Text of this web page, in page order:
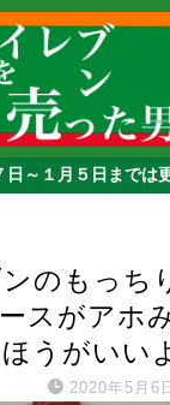
日～１月５日までは
のもっち
スがアホ
うがいい
2020年5月6